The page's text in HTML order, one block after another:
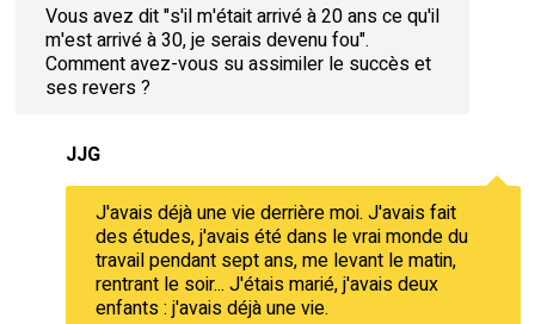
Vous avez dit "s'il m'était arrivé à 20 ans ce qu'il
m'est arrivé à 30, je serais devenu fou".
Comment avez-vous su assimiler le succès et
ses revers ?
JJG
J'avais déjà une vie derrière moi. J'avais fait
des études, j'avais été dans le vrai monde du
travail pendant sept ans, me levant le matin,
rentrant le soir... J'étais marié, j'avais deux
enfants : j'avais déjà une vie.